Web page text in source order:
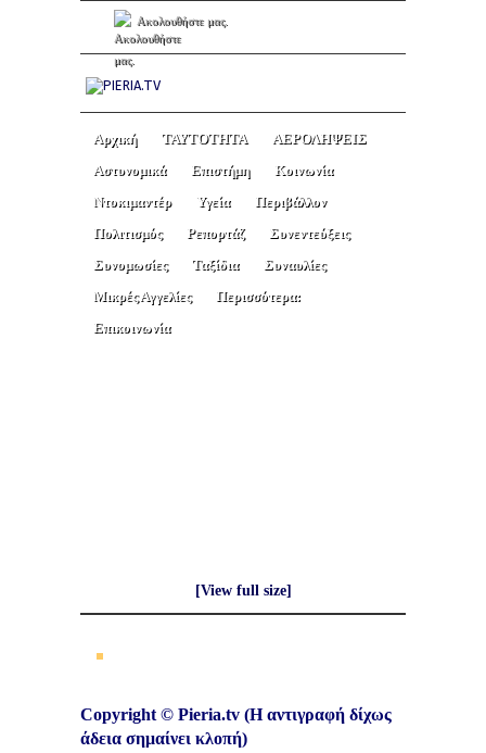
Ακολουθήστε μας.
Αρχική ΤΑΥΤΟΤΗΤΑ
ΑΕΡΟΛΗΨΕΙΣ
Αστυνομικά
Επιστήμη
Κοινωνία
Ντοκιμαντέρ
Υγεία
Περιβάλλον
Πολιτισμός
Ρεπορτάζ
Συνεντεύξεις
Συνομωσίες
Ταξίδια
Συναυλίες
Μικρές Αγγελίες
Περισσότερα:
Επικοινωνία
[View full size]
Copyright © Pieria.tv (Η αντιγραφή δίχως
άδεια σημαίνει κλοπή)